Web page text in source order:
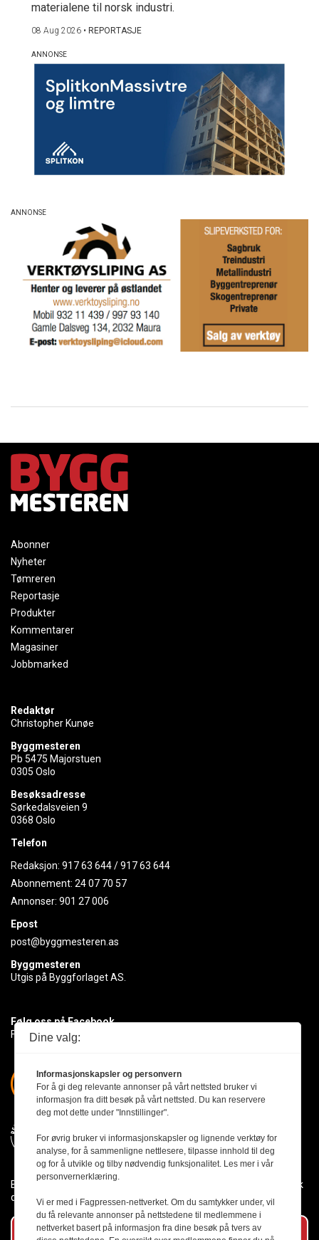
materialene til norsk industri.
08 Aug 2026 • REPORTASJE
Abonner
Nyheter
Tømreren
Reportasje
Produkter
Kommentarer
Magasiner
Jobbmarked
Redaktør
Christopher Kunøe
Byggmesteren
Pb 5475 Majorstuen
0305 Oslo
Besøksadresse
Sørkedalsveien 9
0368 Oslo
Telefon
Redaksjon: 917 63 644/917 63 644
Abonnement: 24 07 70 57
Annonser: 901 27 006
Epost
post@byggmesteren.as
Byggmesteren
Utgis på Byggforlaget AS.
Følg oss på Facebook
Få med deg det siste innen byggebransjen
Byggmesteren følger Vær Varsom-plakaten og presseetikken slik
den er nedfelt i Redaktørplakaten.
Abonner på vårt nyhetsbrev
Dine valg:
Informasjonskapsler og personvern
For å gi deg relevante annonser på vårt nettsted bruker vi
informasjon fra ditt besøk på vårt nettsted. Du kan reservere
deg mot dette under "Innstillinger".
For øvrig bruker vi informasjonskapsler og lignende verktøy for
analyse, for å sammenligne nettlesere, tilpasse innhold til deg
og for å utvikle og tilby nødvendig funksjonalitet. Les mer i vår
personvernerklæring.
Vi er med i Fagpressen-nettverket. Om du samtykker under, vil
du få relevante annonser på nettstedene til medlemmene i
nettverket basert på informasjon fra dine besøk på tvers av